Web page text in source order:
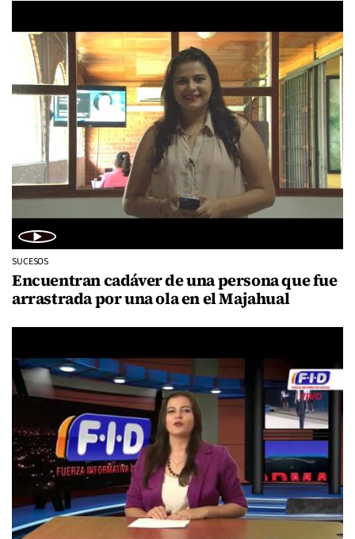
SUCESOS
Encuentran cadáver de una persona que fue
arrastrada por una ola en el Majahual